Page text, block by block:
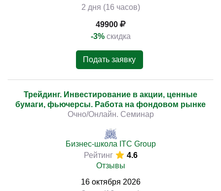
2 дня (16 часов)
49900
-3% скидка
Подать заявку
Трейдинг. Инвестирование в акции, ценные
бумаги, фьючерсы. Работа на фондовом рынке
Очно/Онлайн. Семинар
Бизнес-школа ITC Group
Рейтинг
4.6
Отзывы
16 октября 2026